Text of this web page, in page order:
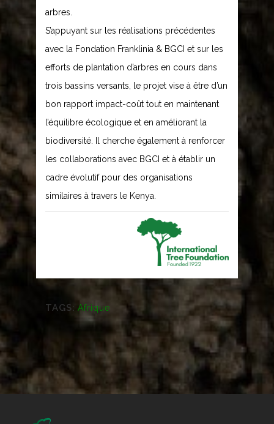
arbres.
S’appuyant sur les réalisations précédentes
avec la Fondation Franklinia & BGCI et sur les
efforts de plantation d’arbres en cours dans
trois bassins versants, le projet vise à être d’un
bon rapport impact-coût tout en maintenant
l’équilibre écologique et en améliorant la
biodiversité. Il cherche également à renforcer
les collaborations avec BGCI et à établir un
cadre évolutif pour des organisations
similaires à travers le Kenya.
TAGS: Afrique